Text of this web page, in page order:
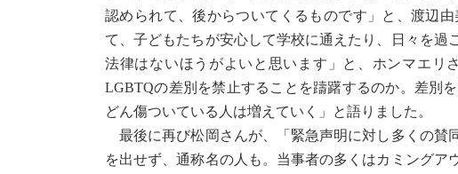
認められて、後からついてくるものです」と、渡辺
て、子どもたちが安心して学校に通えたり、日々を過
法律はないほうがよいと思います」と、ホンマエリ
LGBTQの差別を禁止することを躊躇するのか。差別
どん傷ついている人は増えていく」と語りました。
最後に再び松岡さんが、「緊急声明に対し多くの賛
を出せず、通称名の人も。当事者の多くはカミング